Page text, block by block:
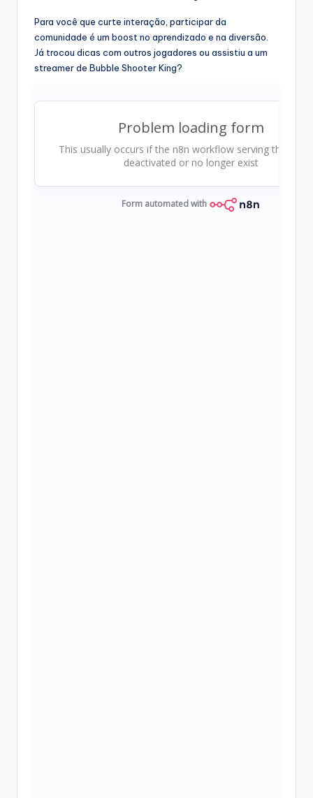
Para você que curte interação, participar da
comunidade é um boost no aprendizado e na diversão.
Já trocou dicas com outros jogadores ou assistiu a um
streamer de Bubble Shooter King?